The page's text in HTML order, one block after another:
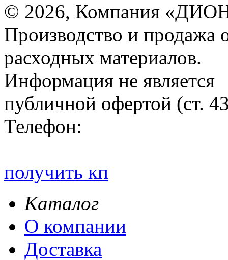
© 2026, Компания
Производство и продажа
расходных материалов.
Информация не является
публичной офертой (ст.
Телефон:
получить кп
Каталог
О компании
Доставка